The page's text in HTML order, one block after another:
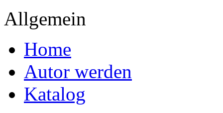
Allgemein
Home
Autor werden
Katalog